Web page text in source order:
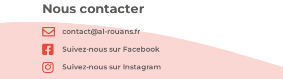
Nous contacter
contact@al-rouans.fr
Suivez-nous sur Facebook
Suivez-nous sur Instagram